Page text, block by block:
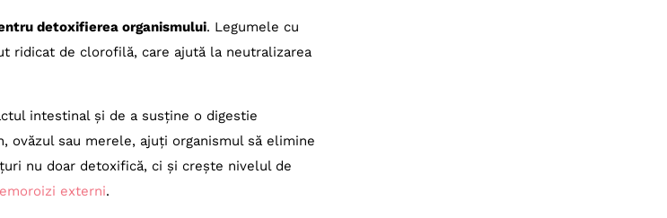
detoxifierea organismului. Legumele cu
ridicat de clorofilă, care ajută la neutralizarea
intestinal și de a susține o digestie
ovăzul sau merele, ajuți organismul să elimine
nu doar detoxifică, ci și crește nivelul de
externi.